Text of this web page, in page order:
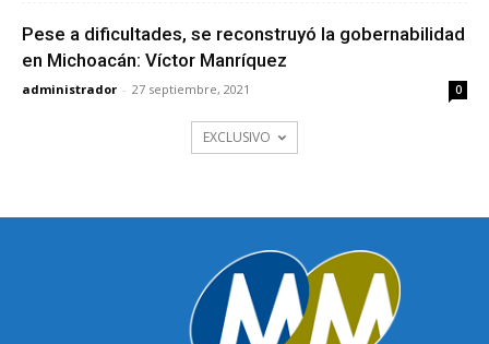
Pese a dificultades, se reconstruyó la gobernabilidad
en Michoacán: Víctor Manríquez
administrador - 27 septiembre, 2021 0
EXCLUSIVO